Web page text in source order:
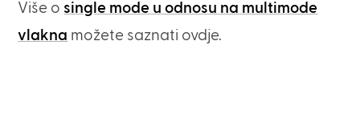
Više o single mode u odnosu na multimode
vlakna možete saznati ovdje.